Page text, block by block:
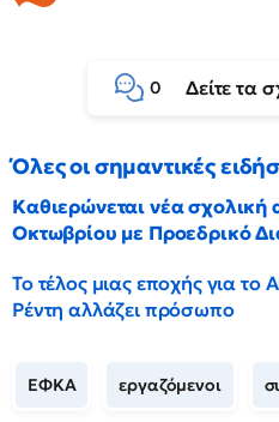
0 Δείτε τα
Όλες οι σημαντικές
Καθιερώνεται νέα σχολική
Οκτωβρίου με Προεδρικό
Το τέλος μιας εποχής για το
Ρέντη αλλάζει πρόσωπο
ΕΦΚΑ εργαζόμενοι